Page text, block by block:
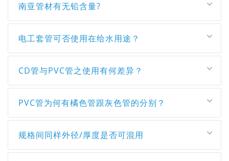
南亚管材有无铅含量?
电工套管可否使用在给水用途？
CD管与PVC管之使用有何差异？
PVC管为何有橘色管跟灰色管的分别？
规格间同样外径/厚度是否可混用